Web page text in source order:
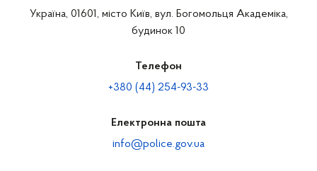
Україна, 01601, місто Київ, вул. Богомольця Академіка,
будинок 10
Телефон
+380 (44) 254-93-33
Електронна пошта
info@police.gov.ua